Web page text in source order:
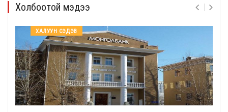
Холбоотой мэдээ
ХАЛУУН СЭДЭВ